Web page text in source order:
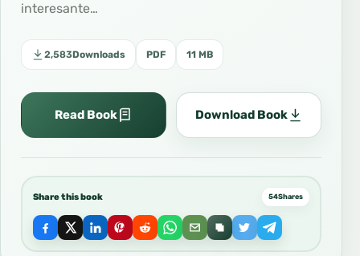
interesante…
2,583Downloads PDF 11 MB
Read Book Download Book
Share this book 54Shares